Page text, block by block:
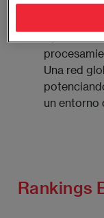
Una red
un entorno
Rankings